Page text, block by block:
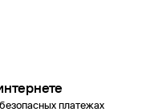
платежах